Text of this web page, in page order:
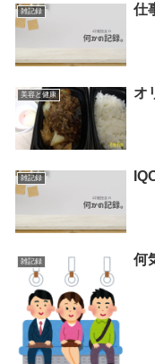
雑記録 仕
美容と健康 オ
雑記録
雑記録 何